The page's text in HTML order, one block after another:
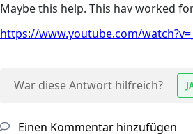
Maybe this help. This hav worked
https://www.youtube.com/
War diese Antwort hilfreich?
Einen Kommentar hinzufügen